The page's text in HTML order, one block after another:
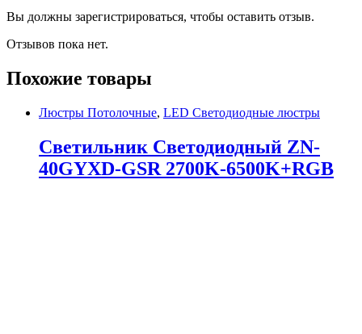
Вы должны зарегистрироваться, чтобы оставить отзыв.
Отзывов пока нет.
Похожие товары
Люстры Потолочные, LED Светодиодные люстры
Светильник Светодиодный ZN-
40GYXD-GSR 2700K-6500K+RGB